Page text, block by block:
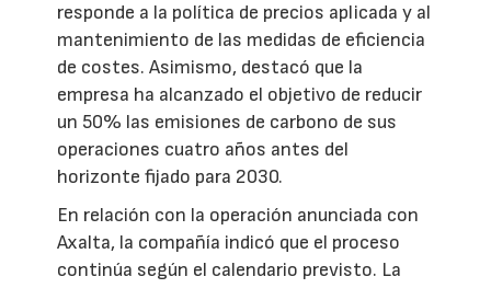
responde a la política de precios aplicada y al
mantenimiento de las medidas de eficiencia
de costes. Asimismo, destacó que la
empresa ha alcanzado el objetivo de reducir
un 50% las emisiones de carbono de sus
operaciones cuatro años antes del
horizonte fijado para 2030.
En relación con la operación anunciada con
Axalta, la compañía indicó que el proceso
continúa según el calendario previsto. La